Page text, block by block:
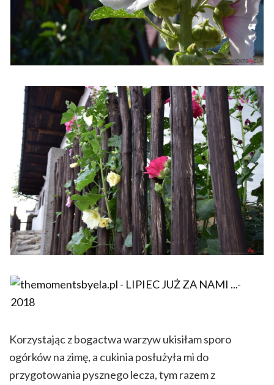
Korzystając z bogactwa warzyw ukisiłam sporo
ogórków na zimę, a cukinia posłużyła mi do
przygotowania pysznego lecza, tym razem z